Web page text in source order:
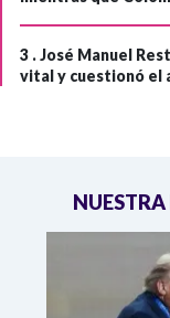
3 .José Manuel
vital y cuestionó el